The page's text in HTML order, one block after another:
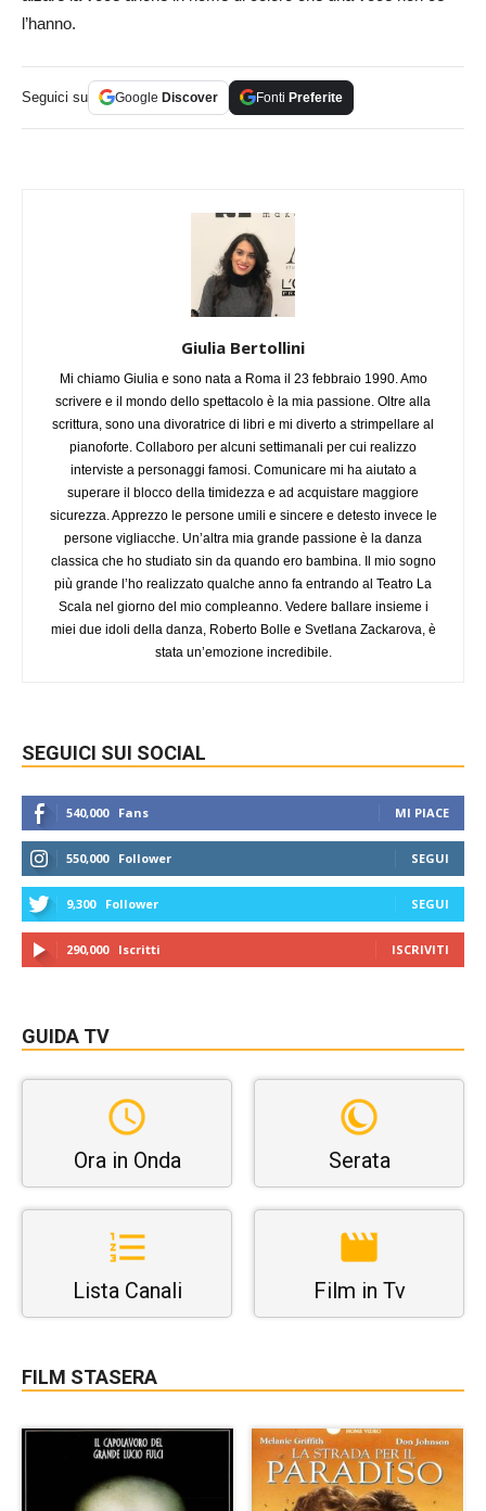
l’hanno.
Seguici su Google Discover Fonti Preferite
Giulia Bertollini
Mi chiamo Giulia e sono nata a Roma il 23 febbraio 1990. Amo
scrivere e il mondo dello spettacolo è la mia passione. Oltre alla
scrittura, sono una divoratrice di libri e mi diverto a strimpellare al
pianoforte. Collaboro per alcuni settimanali per cui realizzo
interviste a personaggi famosi. Comunicare mi ha aiutato a
superare il blocco della timidezza e ad acquistare maggiore
sicurezza. Apprezzo le persone umili e sincere e detesto invece le
persone vigliacche. Un’altra mia grande passione è la danza
classica che ho studiato sin da quando ero bambina. Il mio sogno
più grande l’ho realizzato qualche anno fa entrando al Teatro La
Scala nel giorno del mio compleanno. Vedere ballare insieme i
miei due idoli della danza, Roberto Bolle e Svetlana Zackarova, è
stata un’emozione incredibile.
SEGUICI SUI SOCIAL
540,000 Fans MI PIACE
550,000 Follower SEGUI
9,300 Follower SEGUI
290,000 Iscritti ISCRIVITI
GUIDA TV
Ora in Onda Serata
Lista Canali Film in Tv
FILM STASERA